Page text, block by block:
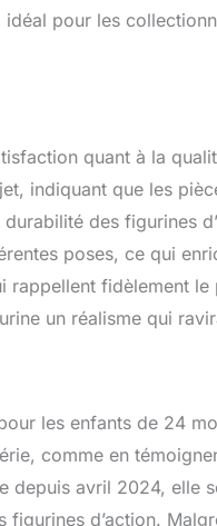
pour les
quant à la
indiquant que les
des figurines
poses, ce qui
fidèlement
un réalisme qui
les enfants de 24
comme en
depuis avril 2024, elle
d’action.